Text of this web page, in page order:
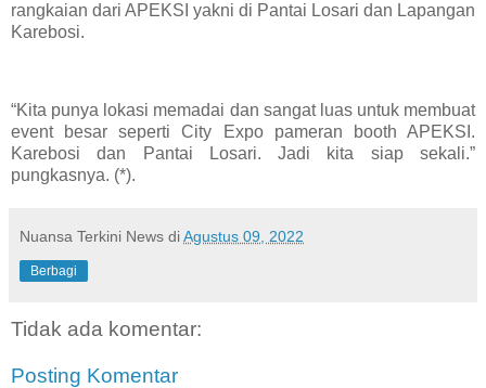
rangkaian dari APEKSI yakni di Pantai Losari dan Lapangan
Karebosi.
“Kita punya lokasi memadai dan sangat luas untuk membuat
event besar seperti City Expo pameran booth APEKSI.
Karebosi dan Pantai Losari. Jadi kita siap sekali.”
pungkasnya. (*).
Nuansa Terkini News diAgustus 09, 2022
Berbagi
Tidak ada komentar:
Posting Komentar